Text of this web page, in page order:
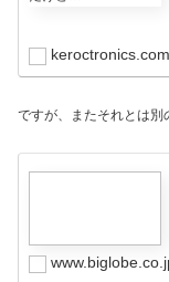
keroctronics.com
ですが、またそれとは別